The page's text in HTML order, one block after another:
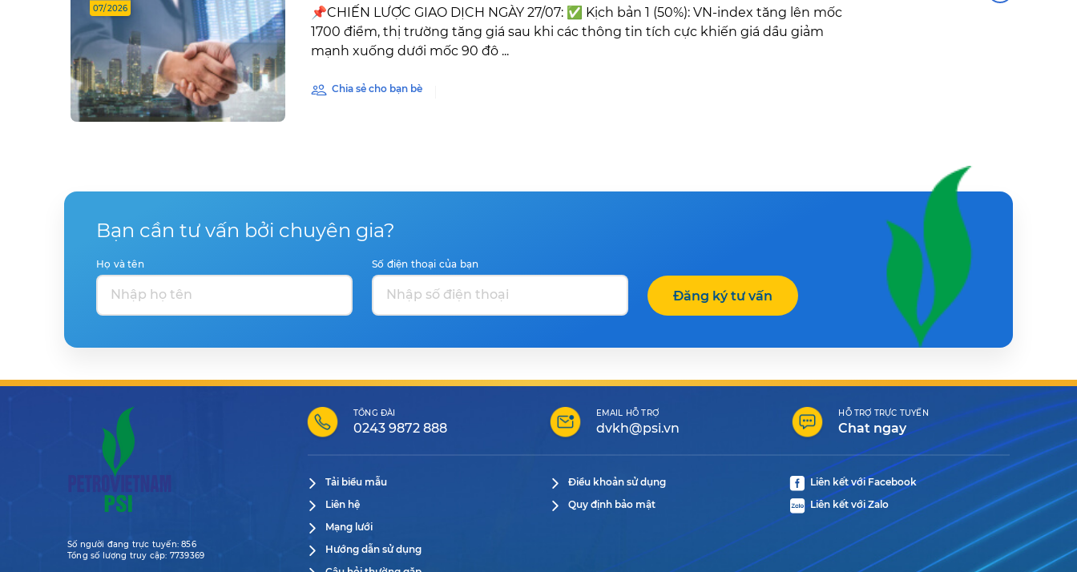
07/2026
📌CHIẾN LƯỢC GIAO DỊCH NGÀY 27/07: ✅ Kịch bản 1 (50%): VN-index tăng lên mốc
1700 điểm, thị trường tăng giá sau khi các thông tin tích cực khiến giá dầu giảm
mạnh xuống dưới mốc 90 đô ...
Chia sẻ cho bạn bè
Bạn cần tư vấn bởi chuyên gia?
Họ và tên Số điện thoại của bạn
Đăng ký tư vấn
Số người đang trực tuyến:856
Tổng số lượng truy cập: 7739369
TỔNG ĐÀI
0243 9872 888
EMAIL HỖ TRỢ
dvkh@psi.vn
HỖ TRỢ TRỰC TUYẾN
Chat ngay
Tải biểu mẫu
Liên hệ
Mạng lưới
Hướng dẫn sử dụng
Điều khoản sử dụng
Quy định bảo mật
Liên kết với Facebook
Liên kết với Zalo